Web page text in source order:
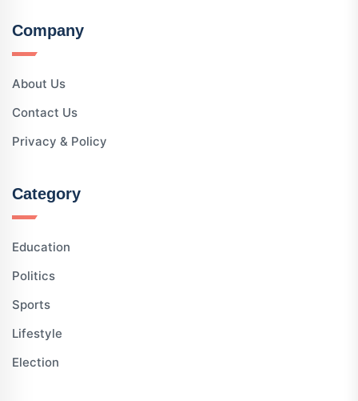
Company
About Us
Contact Us
Privacy & Policy
Category
Education
Politics
Sports
Lifestyle
Election